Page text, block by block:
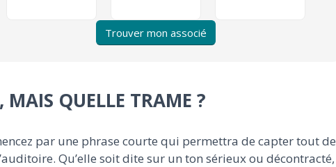
Trouver mon associé
MAIS QUELLE TRAME ?
par une phrase courte qui permettra de capter tout de
Qu’elle soit dite sur un ton sérieux ou décontracté,